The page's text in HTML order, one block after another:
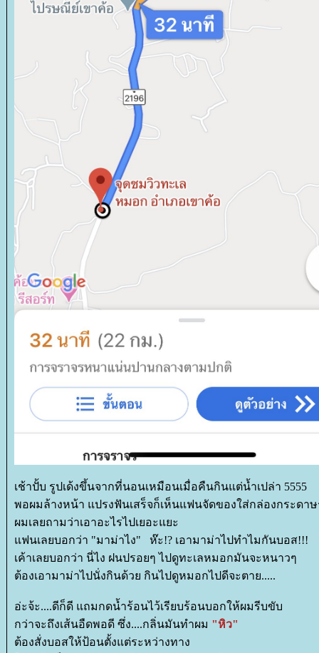
เช้าปั้บ รูปเด้งขึ้นจากที่นอนเหมือนเมื่อคืนกินแต่น้ำเปล่า 5555
พอผมล้างหน้า แปรงฟันเสร็จก็เห็นแฟนจัดของใส่กล่องกระดาษ
ผมเลยถามว่าเอาอะไรไปเยอะแยะ
ฟนเลยบอกว่า "มาม่าไง" ห๊ะ!? เอามาม่าไปทำไมกันบอส!!!
เค้าเลยบอกว่า นี่ไง ฝนปรอยๆ ไปดูทะเลหมอกมันจะหนาวๆ
ต้องเอามาม่าไปนั่งกินด้วย กินไปดูหมอกไปดีจะตาย.....
อ่ะจ้ะ....ดีก็ดี แถมกดน้ำร้อนไว้เรียบร้อนบอกให้ผมรีบขับ
กว่าจะถึงเส้นอืดพอดี ซึ่ง....กลิ่นมันทำผม "หิว"
ต้องสั่งบอสให้ป้อนตั้งแต่ระหว่างทาง